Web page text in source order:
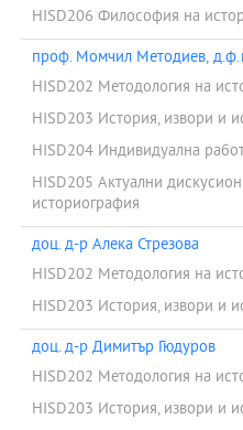
HISD206 Философия на
проф. Момчил Методиев,
HISD202 Методология на
HISD203 История, извори и
HISD204 Индивидуална
HISD205 Актуални
историография
доц. д-р Алека Стрезова
HISD202 Методология на
HISD203 История, извори и
доц. д-р Димитър Гюдуров
HISD202 Методология на
HISD203 История, извори и